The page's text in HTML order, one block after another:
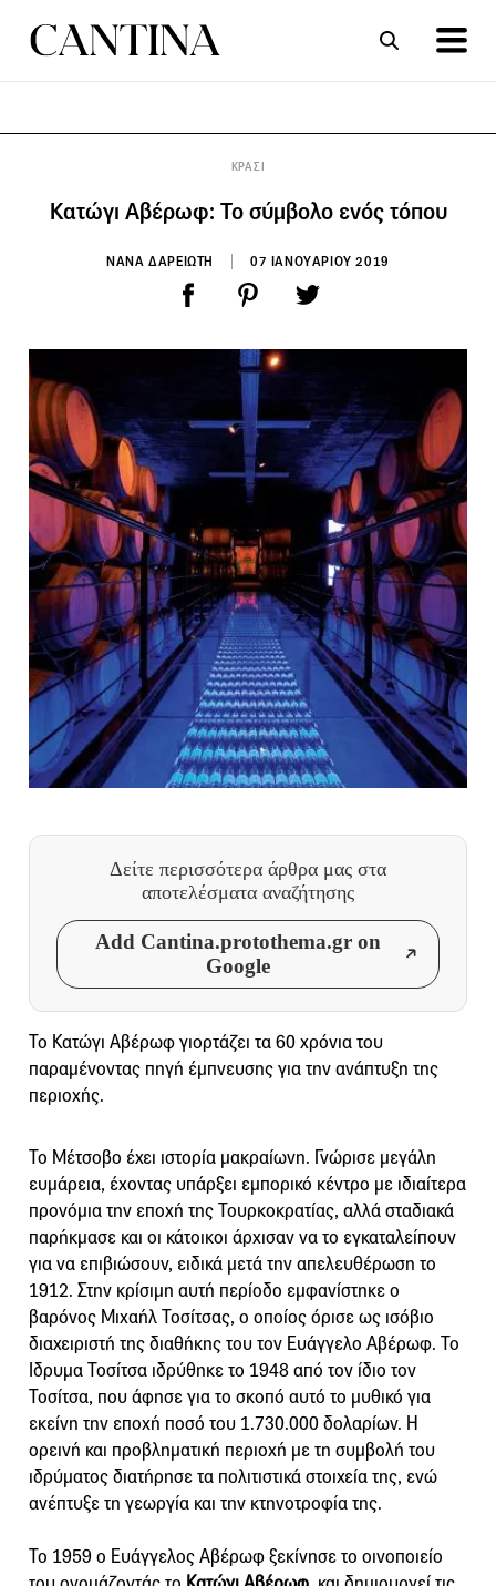
ΚΡΑΣΙ
Κατώγι Αβέρωφ: Το σύμβολο ενός τόπου
ΝΑΝΑ ΔΑΡΕΙΩΤΗ 07 ΙΑΝΟΥΑΡΙΟΥ 2019
Δείτε περισσότερα άρθρα μας στα
αποτελέσματα αναζήτησης
Add Cantina.protothema.gr on
Google
Το Κατώγι Αβέρωφ γιορτάζει τα 60 χρόνια του
παραμένοντας πηγή έμπνευσης για την ανάπτυξη της
περιοχής.
Το Μέτσοβο έχει ιστορία μακραίωνη. Γνώρισε μεγάλη
ευμάρεια, έχοντας υπάρξει εμπορικό κέντρο με ιδιαίτερα
προνόμια την εποχή της Τουρκοκρατίας, αλλά σταδιακά
παρήκμασε και οι κάτοικοι άρχισαν να το εγκαταλείπουν
για να επιβιώσουν, ειδικά μετά την απελευθέρωση το
1912. Στην κρίσιμη αυτή περίοδο εμφανίστηκε ο
βαρόνος Μιχαήλ Τοσίτσας, ο οποίος όρισε ως ισόβιο
διαχειριστή της διαθήκης του τον Ευάγγελο Αβέρωφ. Το
Ιδρυμα Τοσίτσα ιδρύθηκε το 1948 από τον ίδιο τον
Τοσίτσα, που άφησε για το σκοπό αυτό το μυθικό για
εκείνη την εποχή ποσό του 1.730.000 δολαρίων. Η
ορεινή και προβληματική περιοχή με τη συμβολή του
ιδρύματος διατήρησε τα πολιτιστικά στοιχεία της, ενώ
ανέπτυξε τη γεωργία και την κτηνοτροφία της.
Το 1959 ο Ευάγγελος Αβέρωφ ξεκίνησε το οινοποιείο